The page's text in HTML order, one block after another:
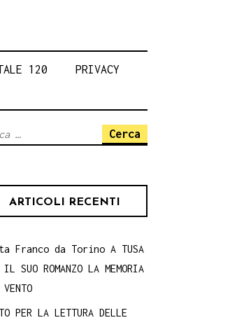
120
PRIVACY
ARTICOLI RECENTI
Franco da Torino A TUSA
IL SUO ROMANZO LA MEMORIA
PER LA LETTURA DELLE